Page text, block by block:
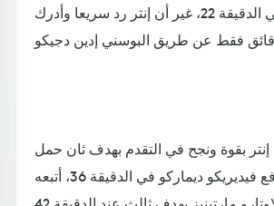
ليكوجيانيس في الدقيقة 22، غير أن إنتر رد سريعا وأدرك
بقوة ونجح في التقدم بهدف ثان حمل
توقيع المدافع فيديريكو ديماركو في الدقيقة 36، أتبعه